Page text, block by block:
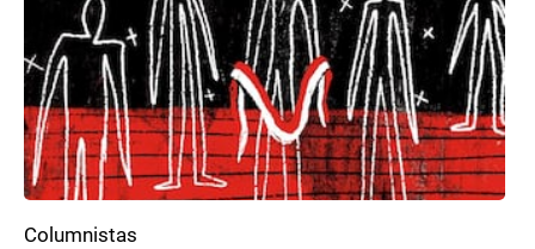
Columnistas